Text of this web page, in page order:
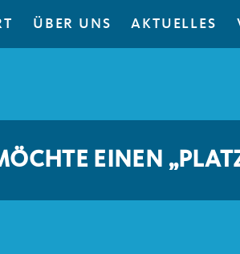
ÜBER UNS AKTUELLES
EINEN